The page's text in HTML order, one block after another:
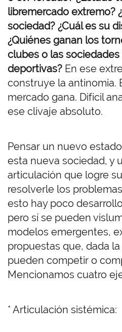
libremercado extremo?
sociedad? ¿Cuál es su
¿Quiénes ganan los
clubes o las
deportivas? En ese
construye la antinomia.
mercado gana. Difícil
ese clivaje absoluto.
Pensar un nuevo
esta nueva sociedad, y
articulación que logre
resolverle los
esto hay poco
pero sí se pueden
modelos emergentes,
propuestas que, dada
pueden competir o
Mencionamos cuatro
* Articulación sistémica: